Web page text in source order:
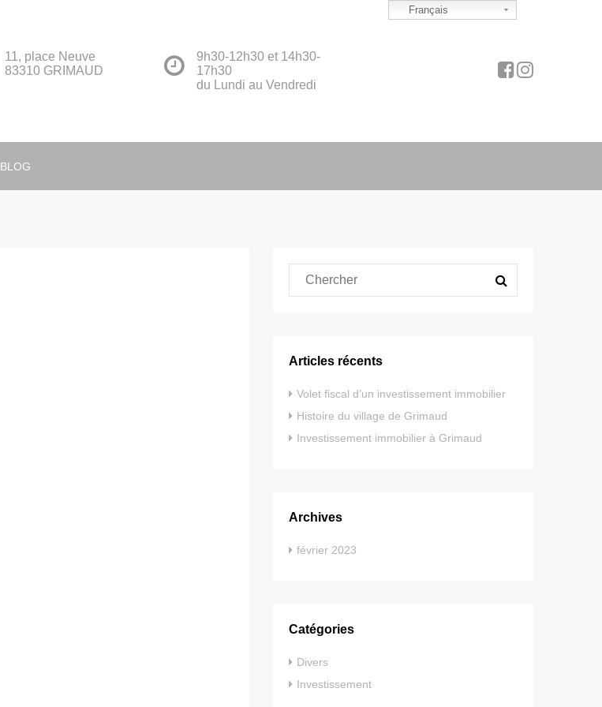
9h30-12h30 et 14h30-
17h30
du Lundi au Vendredi
11, place Neuve
83310 GRIMAUD
BLOG
Articles récents
Volet fiscal d’un investissement immobilier
Histoire du village de Grimaud
Investissement immobilier à Grimaud
Archives
février 2023
Catégories
Divers
Investissement
Français